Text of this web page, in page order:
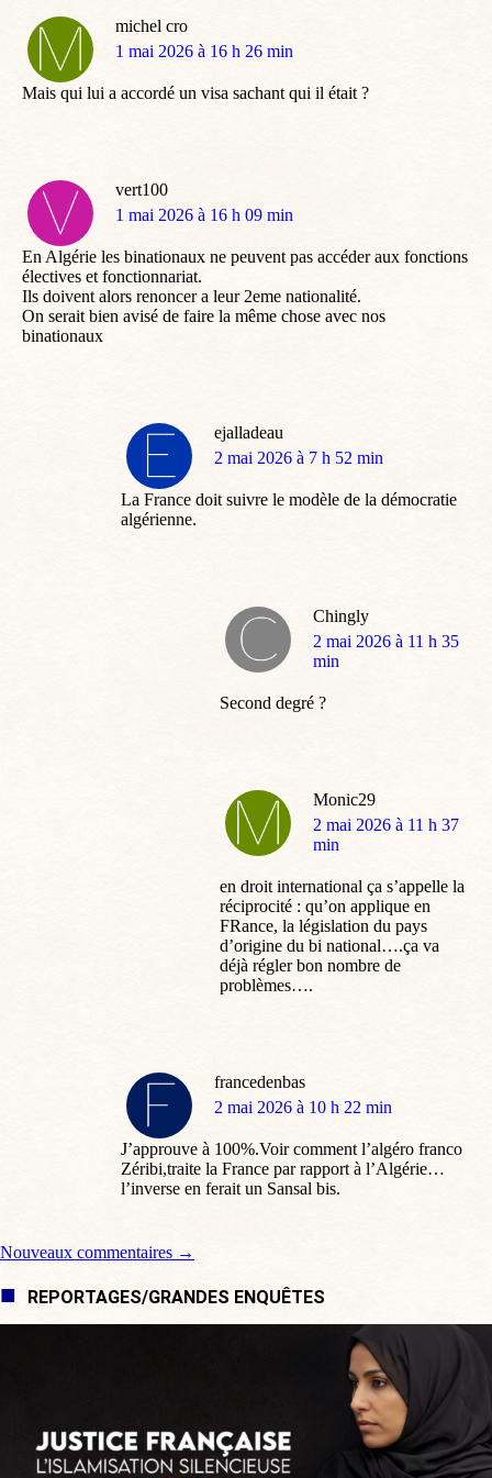
michel cro
dit
1 mai 2026 à 16 h 26 min
Mais qui lui a accordé un visa sachant qui il était ?
vert100
dit
1 mai 2026 à 16 h 09 min
En Algérie les binationaux ne peuvent pas accéder aux fonctions
électives et fonctionnariat.
Ils doivent alors renoncer a leur 2eme nationalité.
On serait bien avisé de faire la même chose avec nos
binationaux
ejalladeau
dit
2 mai 2026 à 7 h 52 min
La France doit suivre le modèle de la démocratie
algérienne.
Chingly
dit
:
2 mai 2026 à 11 h 35
min
Second degré ?
Monic29
dit
:
2 mai 2026 à 11 h 37
min
en droit international ça s’appelle la
réciprocité : qu’on applique en
FRance, la législation du pays
d’origine du bi national….ça va
déjà régler bon nombre de
problèmes….
francedenbas
dit
2 mai 2026 à 10 h 22 min
J’approuve à 100%.Voir comment l’algéro franco
Zéribi,traite la France par rapport à l’Algérie…
l’inverse en ferait un Sansal bis.
Navigation de commentaire
Nouveaux commentaires →
REPORTAGES/GRANDES ENQUÊTES